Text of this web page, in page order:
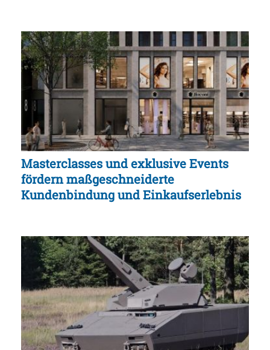
Masterclasses und exklusive Events
fördern maßgeschneiderte
Kundenbindung und Einkaufserlebnis